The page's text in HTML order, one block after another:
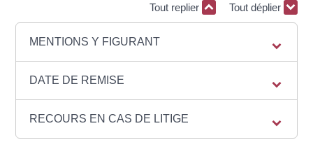
Tout replier Tout déplier
MENTIONS Y FIGURANT
DATE DE REMISE
RECOURS EN CAS DE LITIGE